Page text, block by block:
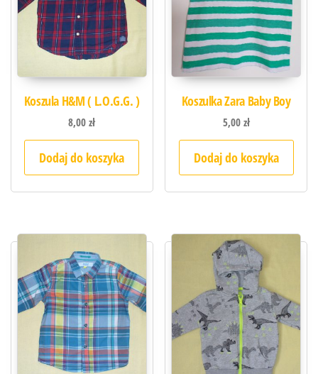
Koszula H&M ( L.O.G.G. )
8,00zł
Dodaj do koszyka
Koszulka Zara Baby Boy
5,00zł
Dodaj do koszyka